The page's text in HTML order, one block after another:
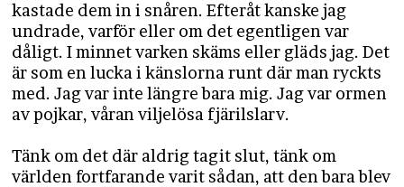
kastade dem in i snåren. Efteråt kanske jag
undrade, varför eller om det egentligen var
dåligt. I minnet varken skäms eller gläds jag. Det
är som en lucka i känslorna runt där man ryckts
med. Jag var inte längre bara mig. Jag var ormen
av pojkar, våran viljelösa fjärilslarv.
Tänk om det där aldrig tagit slut, tänk om
världen fortfarande varit sådan, att den bara blev